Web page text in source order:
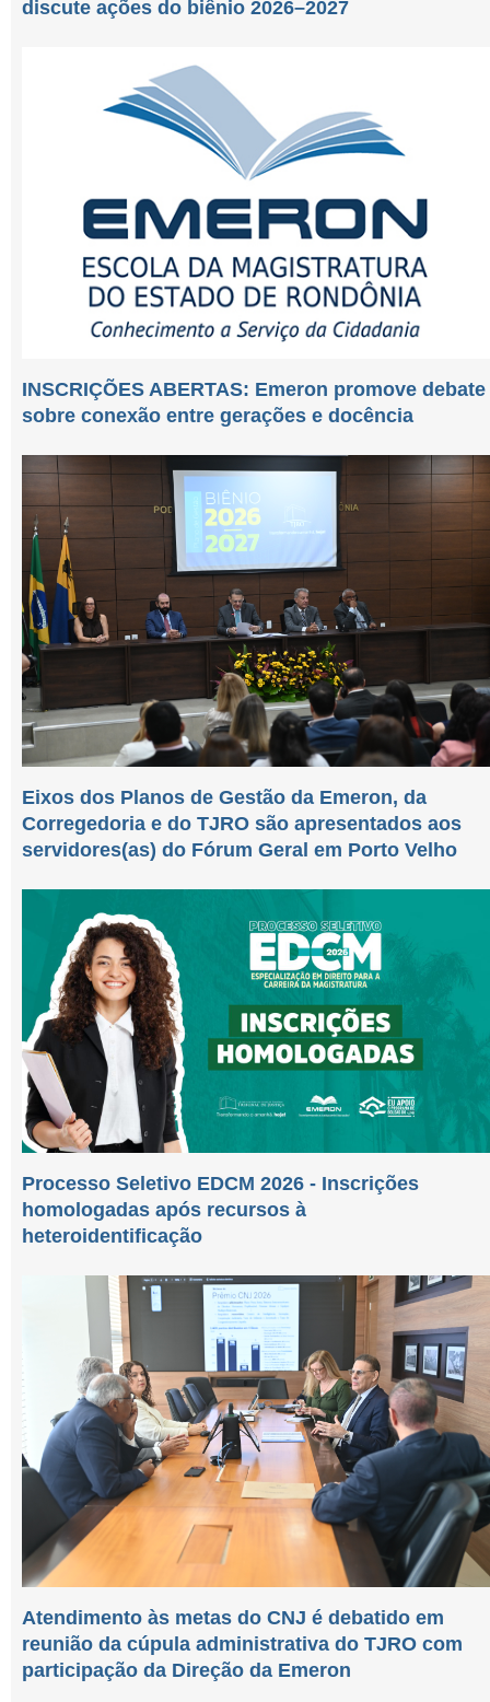
discute ações do biênio 2026–2027
INSCRIÇÕES ABERTAS: Emeron promove debate
sobre conexão entre gerações e docência
Eixos dos Planos de Gestão da Emeron, da
Corregedoria e do TJRO são apresentados aos
servidores(as) do Fórum Geral em Porto Velho
Processo Seletivo EDCM 2026 - Inscrições
homologadas após recursos à
heteroidentificação
Atendimento às metas do CNJ é debatido em
reunião da cúpula administrativa do TJRO com
participação da Direção da Emeron